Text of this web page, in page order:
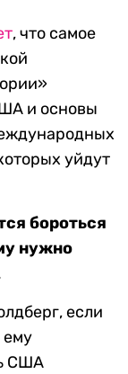
, что самое
и основы
уйдут
бороться
нужно
если
ему
США